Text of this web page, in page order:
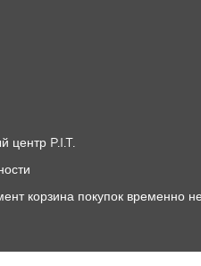
центр P.I.T.
корзина покупок временно